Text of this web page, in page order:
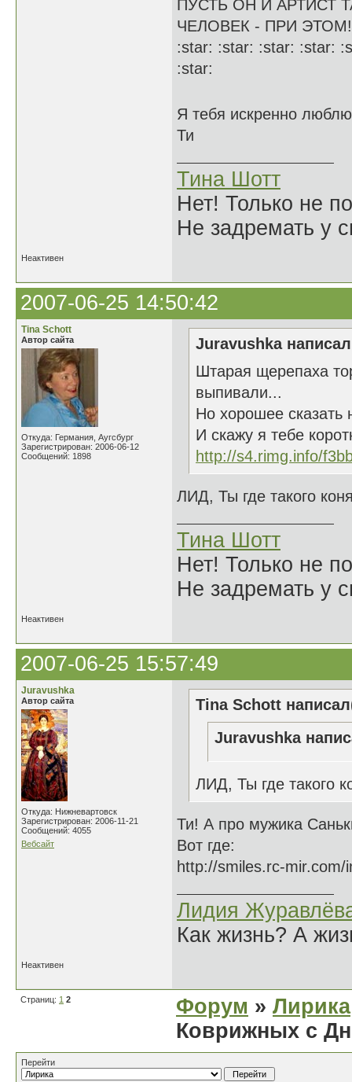
ПУСТЬ ОН И АРТИСТ
ЧЕЛОВЕК - ПРИ
:star: :star: :star: :star:
:star:
Я тебя искренно
Ти
Тина Шотт
Нет! Только не
Не задремать у
Неактивен
2007-06-25 14:50:42
Tina Schott
Автор сайта
Откуда: Германия, Аугсбург
Зарегистрирован: 2006-06-12
Сообщений: 1898
Juravushka
Штарая щерепаха
выпивали...
Но хорошее сказать
И скажу я тебе
http://s4.rimg.info/
ЛИД, Ты где такого
Тина Шотт
Нет! Только не
Не задремать у
Неактивен
2007-06-25 15:57:49
Juravushka
Автор сайта
Откуда: Нижневартовск
Зарегистрирован: 2006-11-21
Сообщений: 4055
Вебсайт
Tina Schott
Juravushka
ЛИД, Ты где такого
Ти! А про мужика
Вот где:
http://smiles.rc-mir.com/
Лидия
Как жизнь? А
Неактивен
Страниц: 1 2 Форум » Лирика
Коврижных с
Перейти